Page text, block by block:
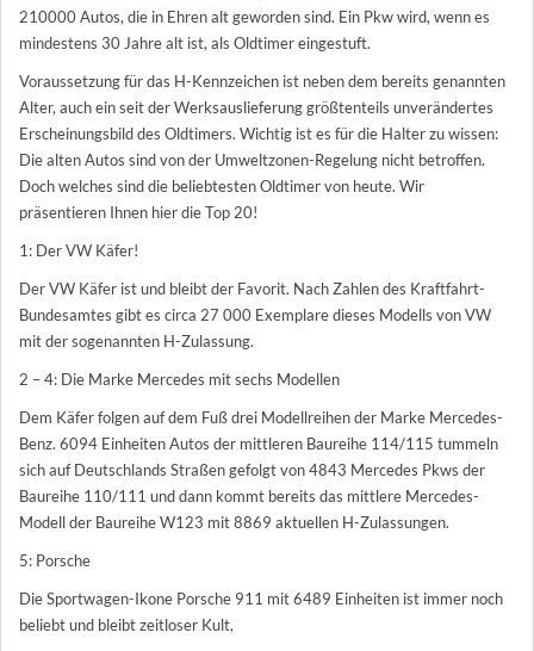
210000 Autos, die in Ehren alt geworden sind. Ein Pkw wird, wenn es
mindestens 30 Jahre alt ist, als Oldtimer eingestuft.
Voraussetzung für das H-Kennzeichen ist neben dem bereits genannten
Alter, auch ein seit der Werksauslieferung größtenteils unverändertes
Erscheinungsbild des Oldtimers. Wichtig ist es für die Halter zu wissen:
Die alten Autos sind von der Umweltzonen-Regelung nicht betroffen.
Doch welches sind die beliebtesten Oldtimer von heute. Wir
präsentieren Ihnen hier die Top 20!
1: Der VW Käfer!
Der VW Käfer ist und bleibt der Favorit. Nach Zahlen des Kraftfahrt-
Bundesamtes gibt es circa 27 000 Exemplare dieses Modells von VW
mit der sogenannten H-Zulassung.
2 – 4: Die Marke Mercedes mit sechs Modellen
Dem Käfer folgen auf dem Fuß drei Modellreihen der Marke Mercedes-
Benz. 6094 Einheiten Autos der mittleren Baureihe 114/115 tummeln
sich auf Deutschlands Straßen gefolgt von 4843 Mercedes Pkws der
Baureihe 110/111 und dann kommt bereits das mittlere Mercedes-
Modell der Baureihe W123 mit 8869 aktuellen H-Zulassungen.
5: Porsche
Die Sportwagen-Ikone Porsche 911 mit 6489 Einheiten ist immer noch
beliebt und bleibt zeitloser Kult,